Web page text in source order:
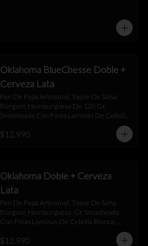
Oklahoma BlueChesse Doble +
Cerveza Lata
Pan De Papa Artesanal, Toque De Salsa
Búrguer, Hamburguesa De 120 Gr,
Smasheada Con Finas Laminas De Cebolla
Jalapeño Y Toque De Salsa Búrguer .
$12.990
Oklahoma Doble + Cerveza
Lata
Pan De Papa Artesanal, Toque De Salsa
Búrguer, Hamburguesa  Gr, Smasheada
Con Finas Láminas De Cebolla Blanca,
Queso Cheddar Y Toque De Salsa Búrguer.
$12.990